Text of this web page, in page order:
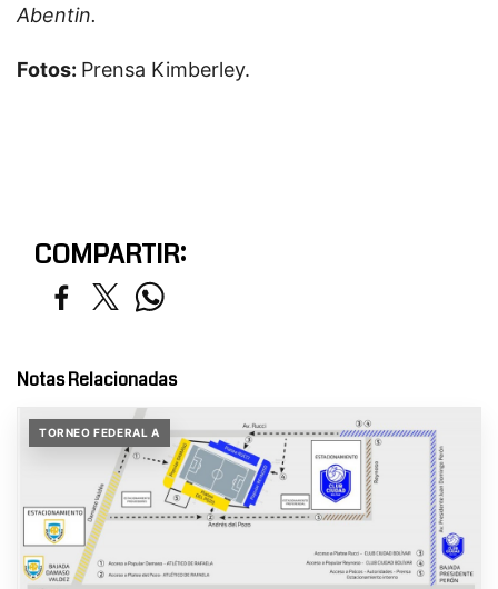
Abentin.
Fotos: Prensa Kimberley.
COMPARTIR:
Notas Relacionadas
TORNEO FEDERAL A